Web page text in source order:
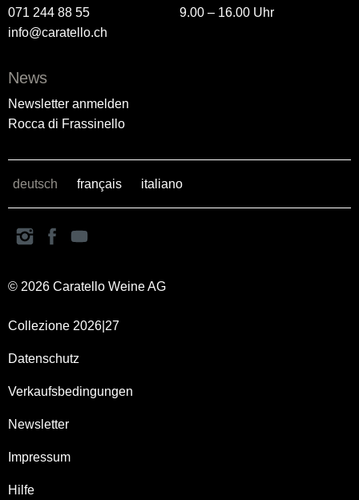
071 244 88 55
info@caratello.ch
9.00 – 16.00 Uhr
News
Newsletter anmelden
Rocca di Frassinello
deutsch français italiano
© 2026 Caratello Weine AG
Collezione 2026|27
Datenschutz
Verkaufsbedingungen
Newsletter
Impressum
Hilfe